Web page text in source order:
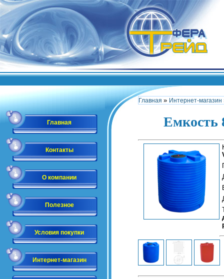
Главная
Контакты
О компании
Полезное
Условия покупки
Интернет-магазин
Главная » Интернет-магазин
Емкость